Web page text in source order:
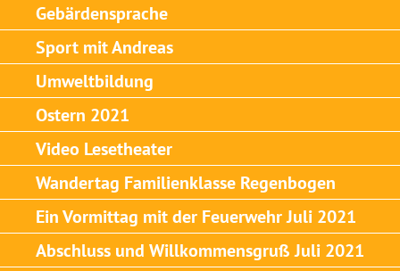
Gebärdensprache
Sport mit Andreas
Umweltbildung
Ostern 2021
Video Lesetheater
Wandertag Familienklasse Regenbogen
Ein Vormittag mit der Feuerwehr Juli 2021
Abschluss und Willkommensgruß Juli 2021